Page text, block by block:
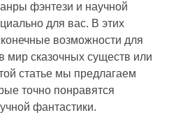
фэнтези и научной
для вас. В этих
возможности для
мир сказочных существ или
статье мы предлагаем
точно понравятся
фантастики.